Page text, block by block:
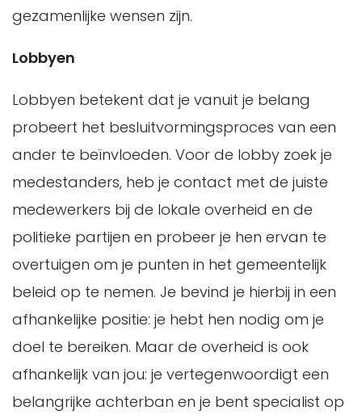
gezamenlijke wensen zijn.
Lobbyen
Lobbyen betekent dat je vanuit je belang
probeert het besluitvormingsproces van een
ander te beïnvloeden. Voor de lobby zoek je
medestanders, heb je contact met de juiste
medewerkers bij de lokale overheid en de
politieke partijen en probeer je hen ervan te
overtuigen om je punten in het gemeentelijk
beleid op te nemen. Je bevind je hierbij in een
afhankelijke positie: je hebt hen nodig om je
doel te bereiken. Maar de overheid is ook
afhankelijk van jou: je vertegenwoordigt een
belangrijke achterban en je bent specialist op